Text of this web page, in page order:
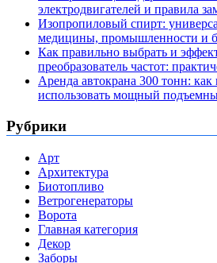
электродвигателей и правила
Изопропиловый спирт:
медицины, промышленности и
Как правильно выбрать и
преобразователь частот:
Аренда автокрана 300 тонн:
использовать мощный
Рубрики
Арт
Архитектура
Биотопливо
Ветрогенераторы
Ворота
Главная категория
Декор
Заборы